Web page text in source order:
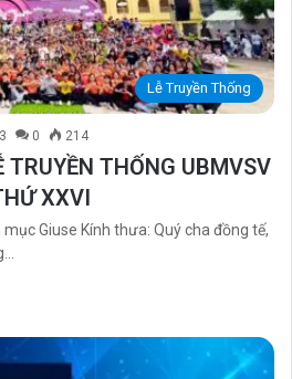
Lễ Truyền Thống
0 214
TRUYỀN THỐNG UBMVSV
XXVI
Giuse Kính thưa: Quý cha đồng tế,